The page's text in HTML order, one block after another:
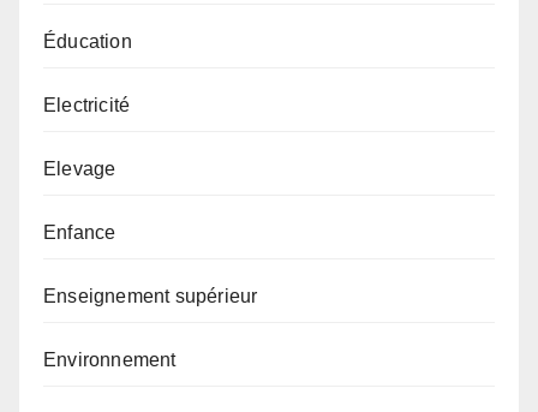
Éducation
Electricité
Elevage
Enfance
Enseignement supérieur
Environnement